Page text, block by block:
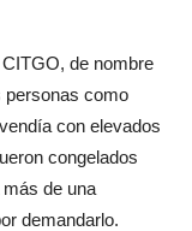
de nombre
personas como
con elevados
congelados
de una
demandarlo.